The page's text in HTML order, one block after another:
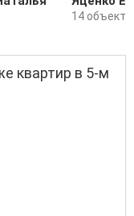
14
квартир в 5-м